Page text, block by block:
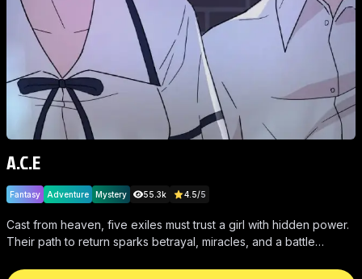
A.C.E
Fantasy Adventure Mystery 55.3k 4.5/5
Cast from heaven, five exiles must trust a girl with hidden power.
Their path to return sparks betrayal, miracles, and a battle